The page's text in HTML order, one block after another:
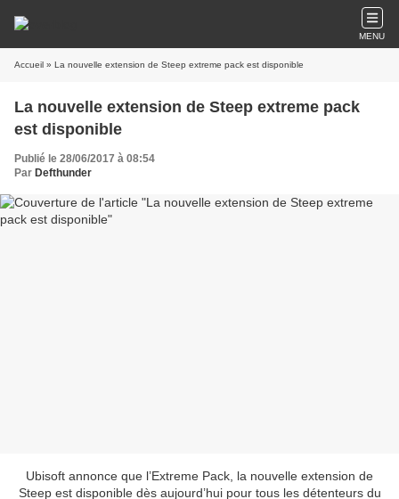
MENU
Accueil » La nouvelle extension de Steep extreme pack est disponible
La nouvelle extension de Steep extreme pack
est disponible
Publié le 28/06/2017 à 08:54
Par Defthunder
Ubisoft annonce que l’Extreme Pack, la nouvelle extension de
Steep est disponible dès aujourd’hui pour tous les détenteurs du